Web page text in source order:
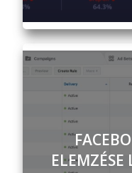
ELEMZÉSE